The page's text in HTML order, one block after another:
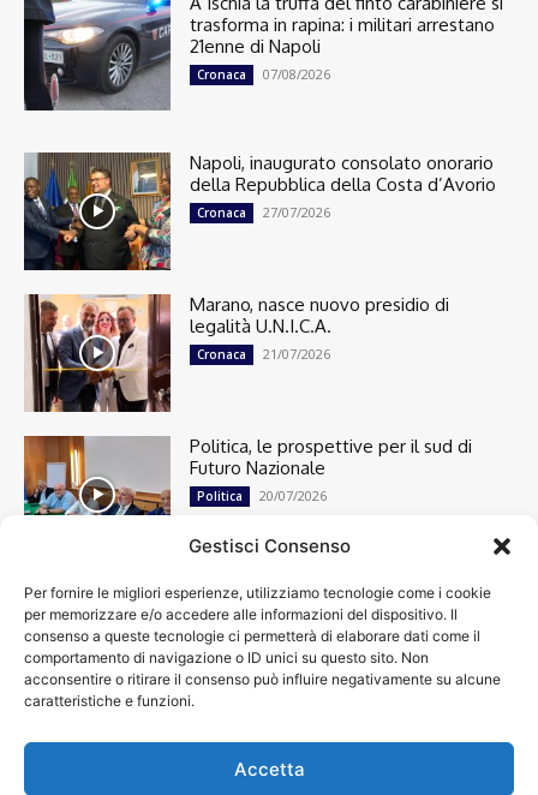
Gestisci Consenso
Per fornire le migliori esperienze, utilizziamo tecnologie come i cookie
per memorizzare e/o accedere alle informazioni del dispositivo. Il
consenso a queste tecnologie ci permetterà di elaborare dati come il
comportamento di navigazione o ID unici su questo sito. Non
acconsentire o ritirare il consenso può influire negativamente su alcune
caratteristiche e funzioni.
Accetta
trasforma in rapina: i militari arrestano
21enne di Napoli
Cronaca 07/08/2026
Napoli, inaugurato consolato onorario
della Repubblica della Costa d’Avorio
Cronaca 27/07/2026
Marano, nasce nuovo presidio di
legalità U.N.I.C.A.
Cronaca 21/07/2026
Politica, le prospettive per il sud di
Futuro Nazionale
Politica 20/07/2026
Cronaca
13496
Attualità
7302
top
News
4209
Cultura